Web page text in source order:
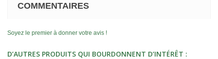
COMMENTAIRES
Soyez le premier à donner votre avis !
D’AUTRES PRODUITS QUI BOURDONNENT D’INTÉRÊT :